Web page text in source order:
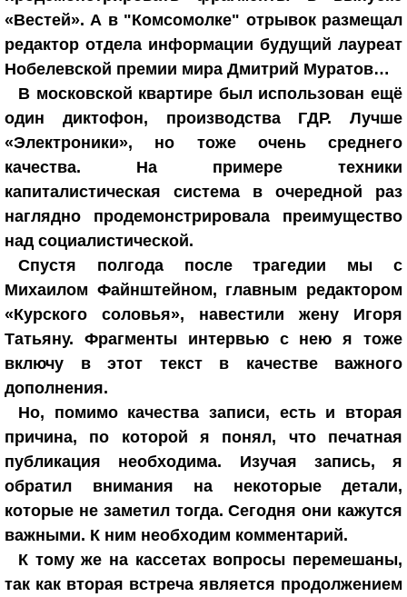
«Вестей». А в "Комсомолке" отрывок размещал
редактор отдела информации будущий лауреат
Нобелевской премии мира Дмитрий Муратов…
В московской квартире был использован ещё
один диктофон, производства ГДР. Лучше
«Электроники», но тоже очень среднего
качества. На примере техники
капиталистическая система в очередной раз
наглядно продемонстрировала преимущество
над социалистической.
Спустя полгода после трагедии мы с
Михаилом Файнштейном, главным редактором
«Курского соловья», навестили жену Игоря
Татьяну. Фрагменты интервью с нею я тоже
включу в этот текст в качестве важного
дополнения.
Но, помимо качества записи, есть и вторая
причина, по которой я понял, что печатная
публикация необходима. Изучая запись, я
обратил внимания на некоторые детали,
которые не заметил тогда. Сегодня они кажутся
важными. К ним необходим комментарий.
К тому же на кассетах вопросы перемешаны,
так как вторая встреча является продолжением